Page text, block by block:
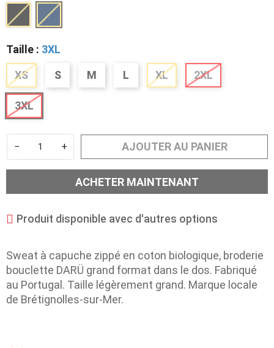
Sweat à capuche zippé en coton biologique, broderie
bouclette DARÜ grand format dans le dos. Fabriqué
au Portugal. Taille légèrement grand. Marque locale
de Brétignolles-sur-Mer.
Taille : 3XL
XS
S M L XL 2XL
3XL
− + AJOUTER AU PANIER
ACHETER MAINTENANT
Produit disponible avec d'autres options